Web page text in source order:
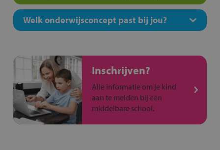
Welk onderwijsconcept past bij jou?
Inschrijven?
Alle informatie om je kind
aan te melden bij een
middelbare school.